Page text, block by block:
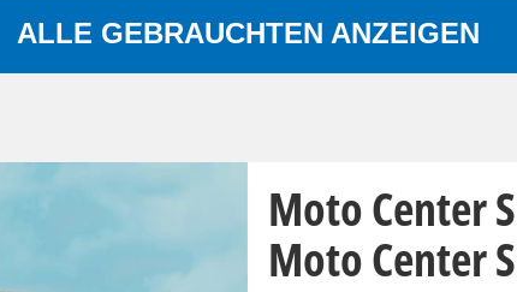
ALLE GEBRAUCHTEN ANZEIGEN
Moto Center
Moto Center